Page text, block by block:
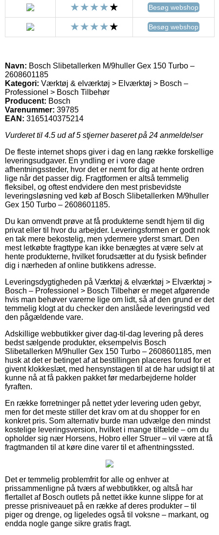
Besøg webshop
Besøg webshop
Navn: Bosch Slibetallerken M/9huller Gex 150 Turbo –
2608601185
Kategori: Værktøj & elværktøj > Elværktøj > Bosch –
Professionel > Bosch Tilbehør
Producent: Bosch
Varenummer: 39785
EAN: 3165140375214
Vurderet til 4.5 ud af 5 stjerner baseret på 24 anmeldelser
De fleste internet shops giver i dag en lang række forskellige
leveringsudgaver. En yndling er i vore dage
afhentningssteder, hvor det er nemt for dig at hente ordren
lige når det passer dig. Fragtformen er altså temmelig
fleksibel, og oftest endvidere den mest prisbevidste
leveringsløsning ved køb af Bosch Slibetallerken M/9huller
Gex 150 Turbo – 2608601185.
Du kan omvendt prøve at få produkterne sendt hjem til dig
privat eller til hvor du arbejder. Leveringsformen er godt nok
en tak mere bekostelig, men ydermere yderst smart. Den
mest letkøbte fragttype kan ikke benægtes at være selv at
hente produkterne, hvilket forudsætter at du fysisk befinder
dig i nærheden af online butikkens adresse.
Leveringsdygtigheden på Værktøj & elværktøj > Elværktøj >
Bosch – Professionel > Bosch Tilbehør er meget afgørende
hvis man behøver varerne lige om lidt, så af den grund er det
temmelig klogt at du checker den anslåede leveringstid ved
den pågældende vare.
Adskillige webbutikker giver dag-til-dag levering på deres
bedst sælgende produkter, eksempelvis Bosch
Slibetallerken M/9huller Gex 150 Turbo – 2608601185, men
husk at det er betinget af at bestillingen placeres forud for et
givent klokkeslæt, med hensynstagen til at de har udsigt til at
kunne nå at få pakken pakket før medarbejderne holder
fyraften.
En række forretninger på nettet yder levering uden gebyr,
men for det meste stiller det krav om at du shopper for en
konkret pris. Som alternativ burde man udvælge den mindst
kostelige leveringsversion, hvilket i mange tilfælde – om du
opholder sig nær Horsens, Hobro eller Struer – vil være at få
fragtmanden til at køre dine varer til et afhentningssted.
Det er temmelig problemfrit for alle og enhver at
prissammenligne på tværs af webbutikker, og altså har
flertallet af Bosch outlets på nettet ikke kunne slippe for at
presse prisniveauet på en række af deres produkter – til
piger og drenge, og ligeledes også til voksne – markant, og
endda nogle gange sikre gratis fragt.